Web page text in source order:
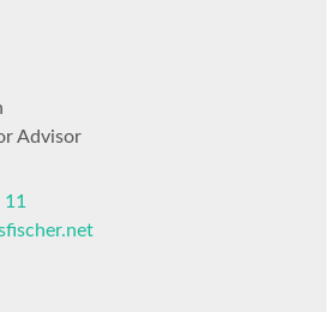
Advisor